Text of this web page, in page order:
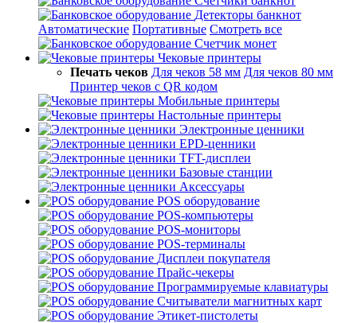
Детекторы банкнот
Автоматические Портативные Смотреть все
Счетчик монет
Чековые принтеры
Печать чеков Для чеков 58 мм Для чеков 80 мм
Принтер чеков с QR кодом
Мобильные принтеры
Настольные принтеры
Электронные ценники
EPD-ценники
TFT-дисплеи
Базовые станции
Аксессуары
POS оборудование
POS-компьютеры
POS-мониторы
POS-терминалы
Дисплеи покупателя
Прайс-чекеры
Программируемые клавиатуры
Считыватели магнитных карт
Этикет-пистолеты